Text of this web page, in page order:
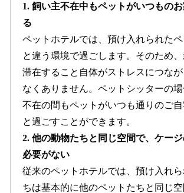
1. 飼い主不在中もペットがいつもの
る
ペットホテルでは、預け入れられた
と違う環境で過ごします。そのため
滞在すること自体がストレスにつな
なくありません。ペットシッターの
不在の間もペットがいつも通りのご
と過ごすことができます。
2. 他の動物たちと同じ空間で、ケー
必要がない
従来のペットホテルでは、預け入れ
ちは基本的に他のペットたちと同じ